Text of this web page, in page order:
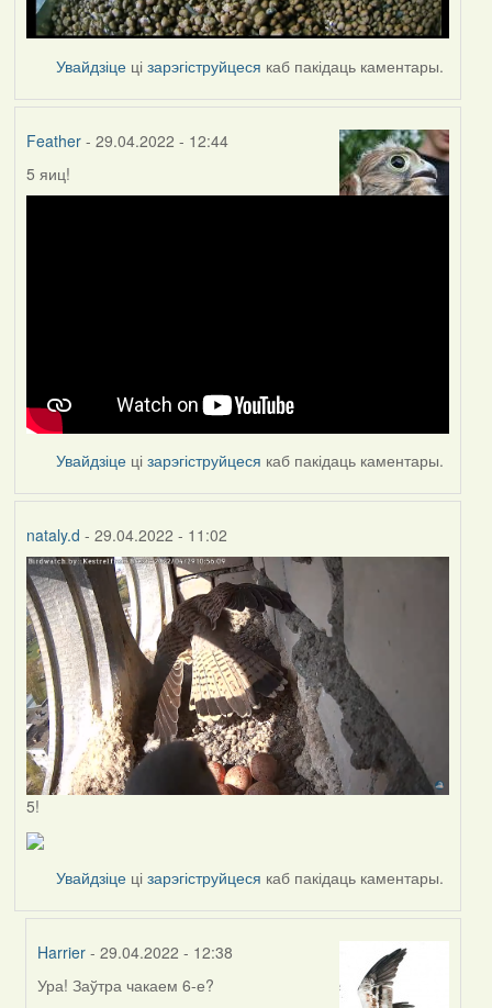
Увайдзіце цізарэгіструйцеся каб пакідаць каментары.
Feather- 29.04.2022 - 12:44
5 яиц!
Увайдзіце цізарэгіструйцеся каб пакідаць каментары.
nataly.d - 29.04.2022 - 11:02
5!
Увайдзіце цізарэгіструйцеся каб пакідаць каментары.
Harrier - 29.04.2022 - 12:38
In
Ура! Заўтра чакаем 6-е?